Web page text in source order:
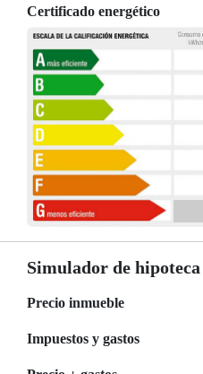
Certificado energético
Simulador de hipoteca
Precio inmueble
Impuestos y gastos